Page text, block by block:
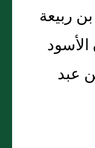
ربيعة
عبد